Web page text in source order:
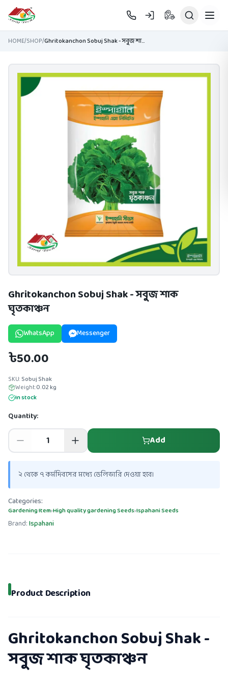
Skip to main content
HOME/SHOP/ Ghritokanchon Sobuj Shak - সবুজ শাক ঘৃতকাঞ্চন
Ghritokanchon Sobuj Shak - সবুজ শাক
ঘৃতকাঞ্চন
WhatsApp Messenger
৳50.00
SKU: Sobuj Shak
Weight:0.02kg
In stock
Quantity:
Add
২ থেকে ৭ কর্মদিবসের মধ্যে ডেলিভারি দেওয়া হবে।
Categories:
Gardening Item›High quality gardening Seeds›Ispahani Seeds
Brand:Ispahani
Product Description
Ghritokanchon Sobuj Shak -
সবুজ শাক ঘৃতকাঞ্চন